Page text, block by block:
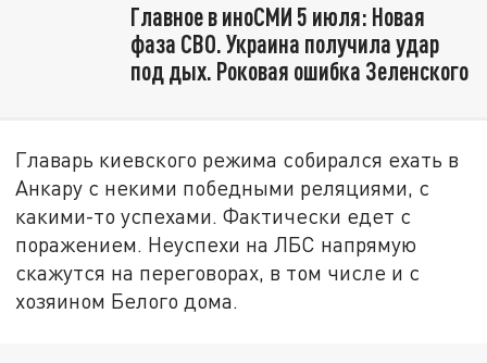
Главное в иноСМИ 5 июля: Новая
фаза СВО. Украина получила удар
под дых. Роковая ошибка Зеленского
Главарь киевского режима собирался ехать в
Анкару с некими победными реляциями, с
какими-то успехами. Фактически едет с
поражением. Неуспехи на ЛБС напрямую
скажутся на переговорах, в том числе и с
хозяином Белого дома.